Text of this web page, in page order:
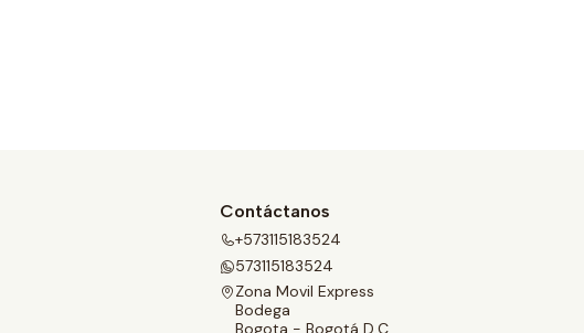
Contáctanos
+573115183524
573115183524
Zona Movil Express
Bodega
Bogota - Bogotá D.C.